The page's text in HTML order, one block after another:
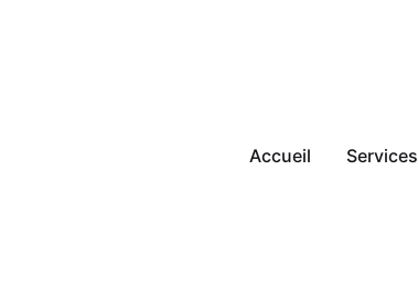
Accueil Services